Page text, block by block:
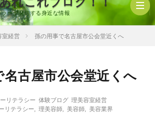
ーが発信する身近な情報
室経営 孫の用事で名古屋市公会堂近くへ
古屋市公会堂近くへ
リテラシー 体験ブログ 理美容室経営
リテラシー 理美容師 美容師 美容業界